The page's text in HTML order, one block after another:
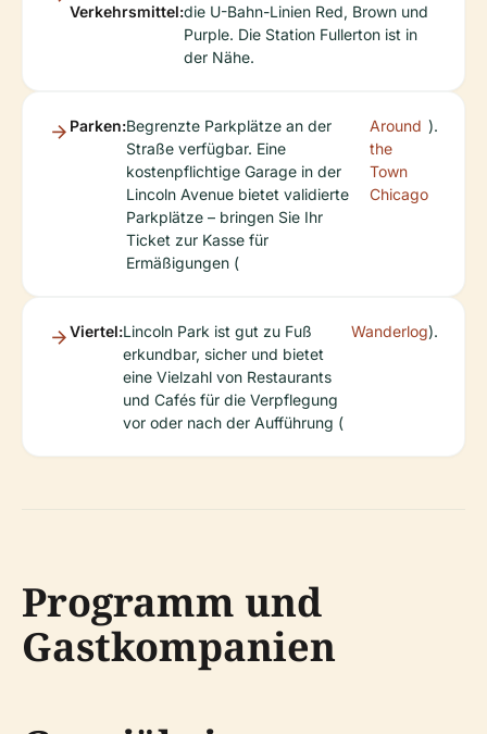
Verkehrsmittel:die U-Bahn-Linien Red, Brown und
Purple. Die Station Fullerton ist in
der Nähe.
Parken:Begrenzte Parkplätze an der
Straße verfügbar. Eine
kostenpflichtige Garage in der
Lincoln Avenue bietet validierte
Parkplätze – bringen Sie Ihr
Ticket zur Kasse für
Ermäßigungen (
Around
the
Town
Chicago
).
Viertel:Lincoln Park ist gut zu Fuß
erkundbar, sicher und bietet
eine Vielzahl von Restaurants
und Cafés für die Verpflegung
vor oder nach der Aufführung (
Wanderlog).
Programm und
Gastkompanien